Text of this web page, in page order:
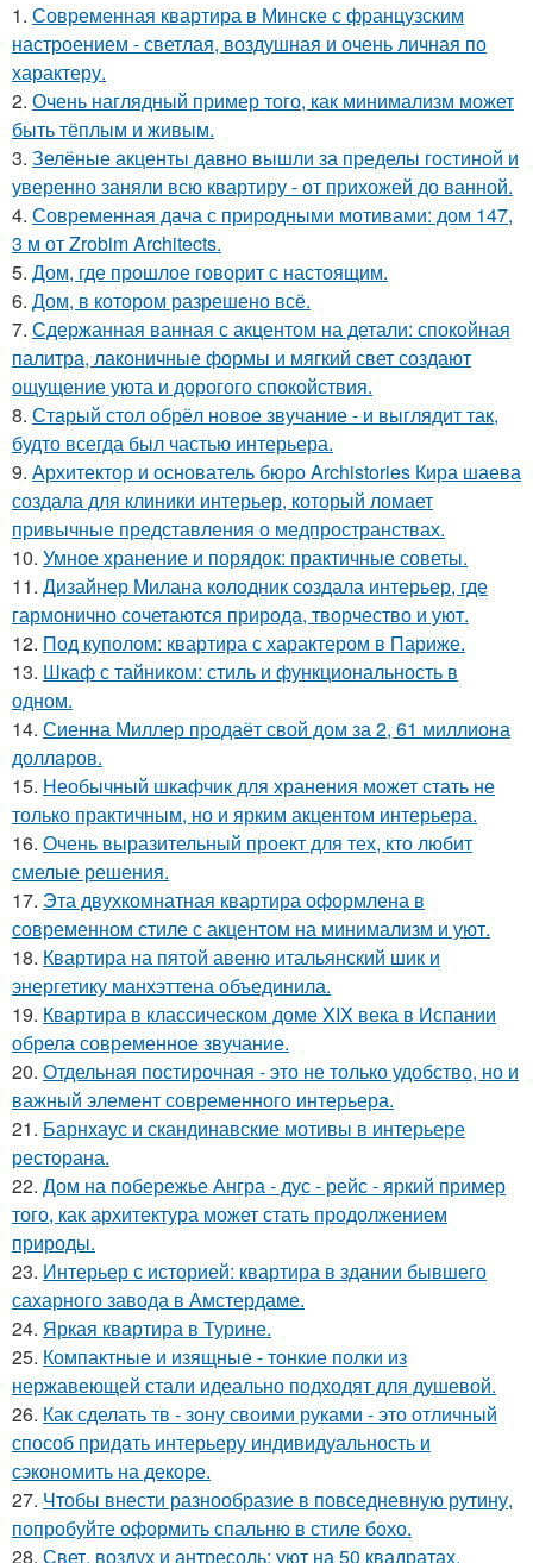
1. Современная квартира в Минске с французским
настроением - светлая, воздушная и очень личная по
характеру.
2. Очень наглядный пример того, как минимализм может
быть тёплым и живым.
3. Зелёные акценты давно вышли за пределы гостиной и
уверенно заняли всю квартиру - от прихожей до ванной.
4. Современная дача с природными мотивами: дом 147,
3 м от Zrobim Architects.
5. Дом, где прошлое говорит с настоящим.
6. Дом, в котором разрешено всё.
7. Сдержанная ванная с акцентом на детали: спокойная
палитра, лаконичные формы и мягкий свет создают
ощущение уюта и дорогого спокойствия.
8. Старый стол обрёл новое звучание - и выглядит так,
будто всегда был частью интерьера.
9. Архитектор и основатель бюро Archistories Кира шаева
создала для клиники интерьер, который ломает
привычные представления о медпространствах.
10. Умное хранение и порядок: практичные советы.
11. Дизайнер Милана колодник создала интерьер, где
гармонично сочетаются природа, творчество и уют.
12. Под куполом: квартира с характером в Париже.
13. Шкаф с тайником: стиль и функциональность в
одном.
14. Сиенна Миллер продаёт свой дом за 2, 61 миллиона
долларов.
15. Необычный шкафчик для хранения может стать не
только практичным, но и ярким акцентом интерьера.
16. Очень выразительный проект для тех, кто любит
смелые решения.
17. Эта двухкомнатная квартира оформлена в
современном стиле с акцентом на минимализм и уют.
18. Квартира на пятой авеню итальянский шик и
энергетику манхэттена объединила.
19. Квартира в классическом доме XIX века в Испании
обрела современное звучание.
20. Отдельная постирочная - это не только удобство, но и
важный элемент современного интерьера.
21. Барнхаус и скандинавские мотивы в интерьере
ресторана.
22. Дом на побережье Ангра - дус - рейс - яркий пример
того, как архитектура может стать продолжением
природы.
23. Интерьер с историей: квартира в здании бывшего
сахарного завода в Амстердаме.
24. Яркая квартира в Турине.
25. Компактные и изящные - тонкие полки из
нержавеющей стали идеально подходят для душевой.
26. Как сделать тв - зону своими руками - это отличный
способ придать интерьеру индивидуальность и
сэкономить на декоре.
27. Чтобы внести разнообразие в повседневную рутину,
попробуйте оформить спальню в стиле бохо.
28. Свет, воздух и антресоль: уют на 50 квадратах.